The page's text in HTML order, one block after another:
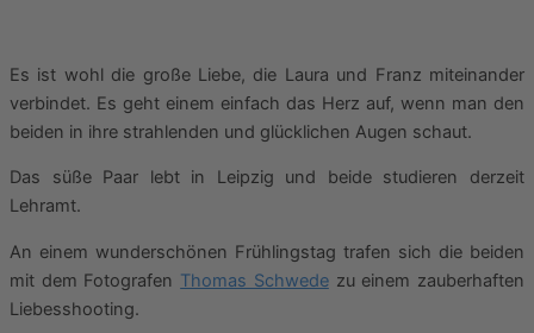
Es ist wohl die große Liebe, die Laura und Franz miteinander
verbindet. Es geht einem einfach das Herz auf, wenn man den
beiden in ihre strahlenden und glücklichen Augen schaut.
Das süße Paar lebt in Leipzig und beide studieren derzeit
Lehramt.
An einem wunderschönen Frühlingstag trafen sich die beiden
mit dem Fotografen Thomas Schwedezu einem zauberhaften
Liebesshooting.